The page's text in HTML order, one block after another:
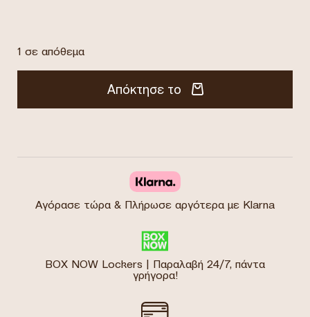
1 σε απόθεμα
Απόκτησε το
Αγόρασε τώρα & Πλήρωσε αργότερα με Klarna
BOX NOW Lockers | Παραλαβή 24/7, πάντα
γρήγορα!